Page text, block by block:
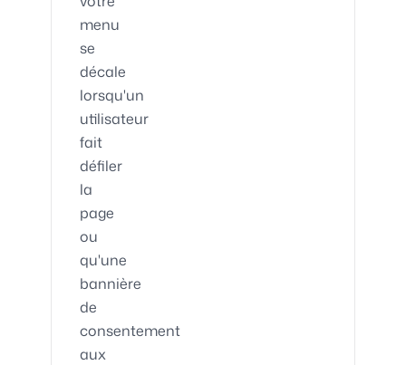
menu
se
décale
lorsqu'un
utilisateur
fait
défiler
la
page
ou
qu'une
bannière
de
consentement
aux